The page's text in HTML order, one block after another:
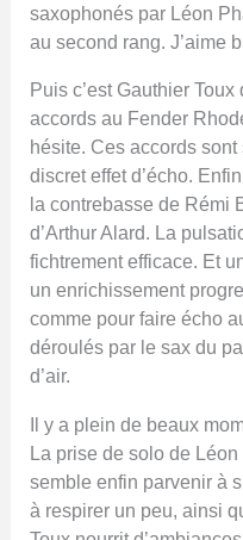
saxophonés par Léon
au second rang. J’aime
Puis c’est Gauthier
accords au Fender
hésite. Ces accords
discret effet d’écho.
la contrebasse de Rémi
d’Arthur Alard. La
fichtrement efficace. Et
un enrichissement
comme pour faire écho
déroulés par le sax du
d’air.
Il y a plein de beaux
La prise de solo de
semble enfin parvenir à
à respirer un peu, ainsi